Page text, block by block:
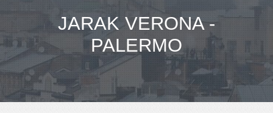
JARAK VERONA -
PALERMO